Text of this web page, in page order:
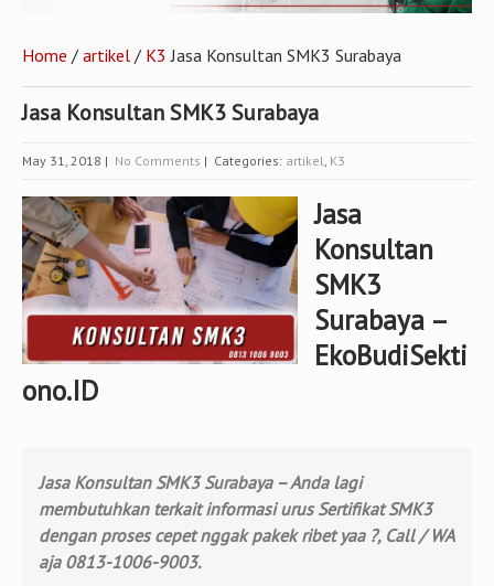
Home / artikel / K3 Jasa Konsultan SMK3 Surabaya
Jasa Konsultan SMK3 Surabaya
May 31, 2018 | No Comments | Categories: artikel, K3
Jasa
Konsultan
SMK3
Surabaya –
EkoBudiSekti
ono.ID
Jasa Konsultan SMK3 Surabaya – Anda lagi
membutuhkan terkait informasi urus Sertifikat SMK3
dengan proses cepet nggak pakek ribet yaa ?, Call / WA
aja 0813-1006-9003.